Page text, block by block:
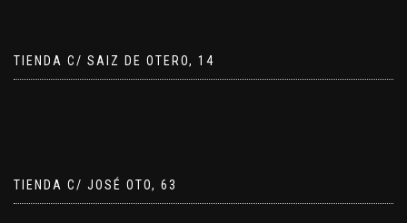
TIENDA C/ SAIZ DE OTERO, 14
TIENDA C/ JOSÉ OTO, 63